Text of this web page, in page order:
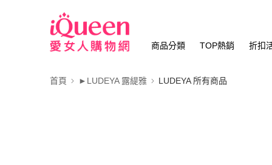
商品分類 TOP熱銷 折扣
首頁 ►LUDEYA 露緹雅 LUDEYA 所有商品